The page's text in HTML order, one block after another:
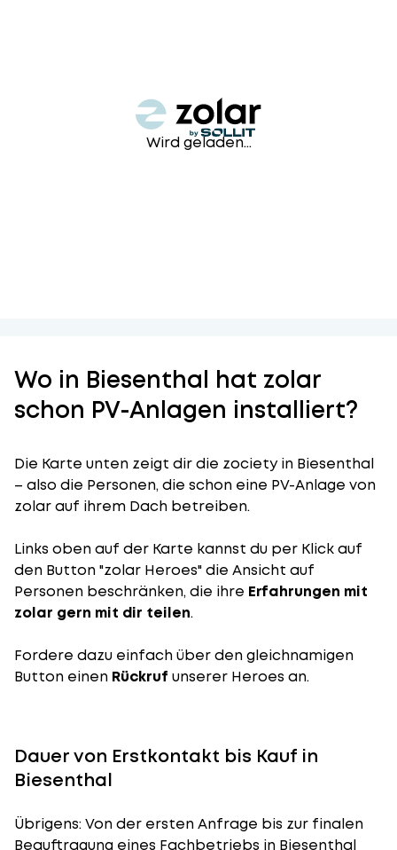
Wird geladen...
Wo in Biesenthal hat zolar
schon PV-Anlagen installiert?
Die Karte unten zeigt dir die zociety in Biesenthal
– also die Personen, die schon eine PV-Anlage von
zolar auf ihrem Dach betreiben.
Links oben auf der Karte kannst du per Klick auf
den Button "zolar Heroes" die Ansicht auf
Personen beschränken, die ihre Erfahrungen mit
zolar gern mit dir teilen.
Fordere dazu einfach über den gleichnamigen
Button einen Rückruf unserer Heroes an.
Dauer von Erstkontakt bis Kauf in
Biesenthal
Übrigens: Von der ersten Anfrage bis zur finalen
Beauftragung eines Fachbetriebs in Biesenthal